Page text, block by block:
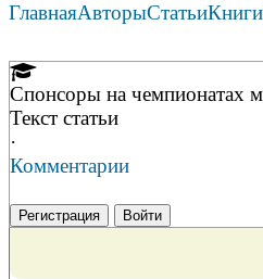
ГлавнаяАвторыСтатьиКниги
Спонсоры на чемпионатах
Текст статьи
·
Комментарии
Регистрация Войти